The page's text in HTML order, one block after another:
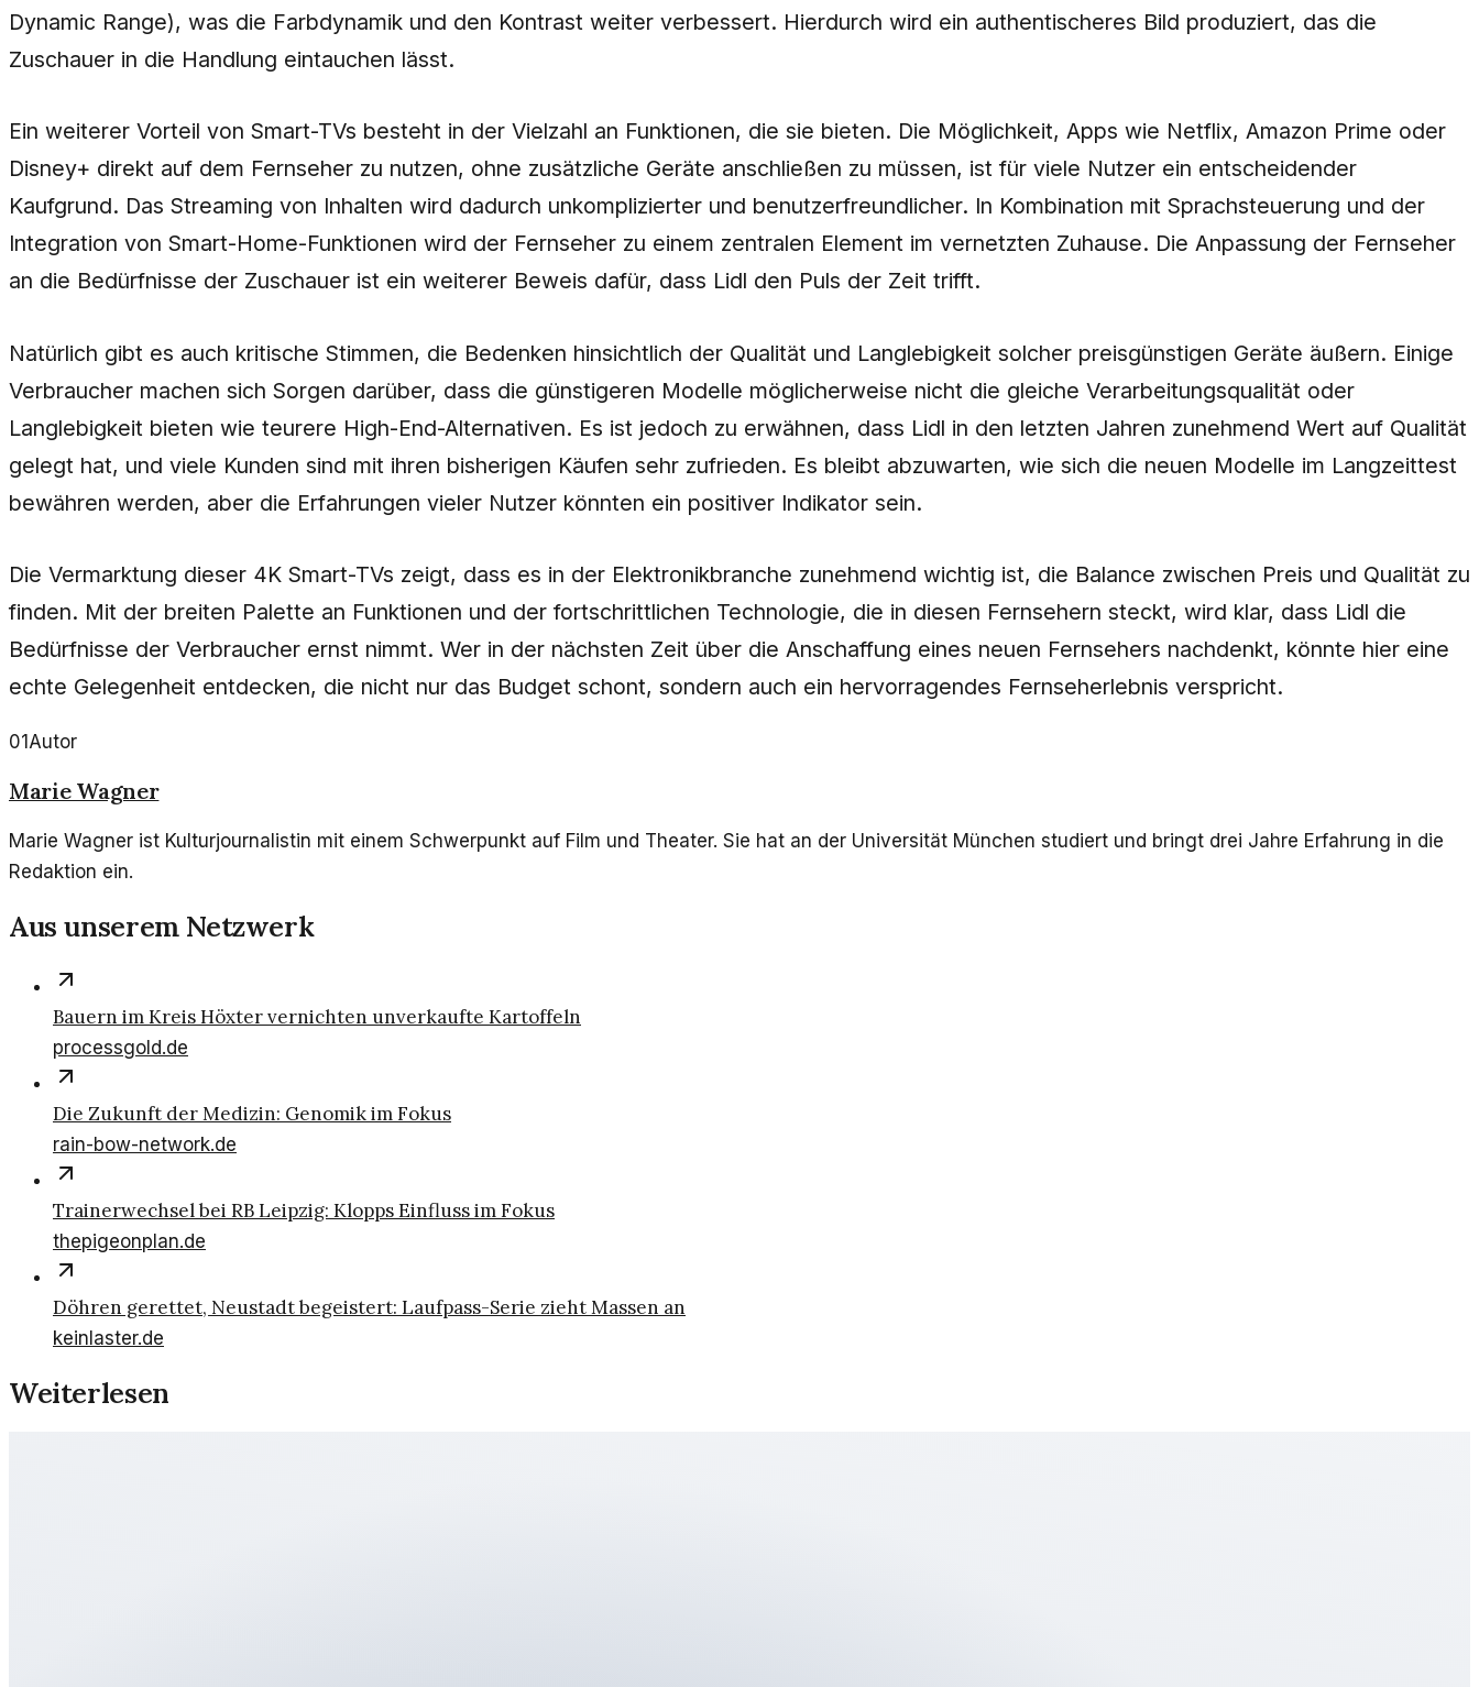
Dynamic Range), was die Farbdynamik und den Kontrast weiter verbessert. Hierdurch wird ein authentischeres Bild produziert, das die
Zuschauer in die Handlung eintauchen lässt.
Ein weiterer Vorteil von Smart-TVs besteht in der Vielzahl an Funktionen, die sie bieten. Die Möglichkeit, Apps wie Netflix, Amazon Prime oder
Disney+ direkt auf dem Fernseher zu nutzen, ohne zusätzliche Geräte anschließen zu müssen, ist für viele Nutzer ein entscheidender
Kaufgrund. Das Streaming von Inhalten wird dadurch unkomplizierter und benutzerfreundlicher. In Kombination mit Sprachsteuerung und der
Integration von Smart-Home-Funktionen wird der Fernseher zu einem zentralen Element im vernetzten Zuhause. Die Anpassung der Fernseher
an die Bedürfnisse der Zuschauer ist ein weiterer Beweis dafür, dass Lidl den Puls der Zeit trifft.
Natürlich gibt es auch kritische Stimmen, die Bedenken hinsichtlich der Qualität und Langlebigkeit solcher preisgünstigen Geräte äußern. Einige
Verbraucher machen sich Sorgen darüber, dass die günstigeren Modelle möglicherweise nicht die gleiche Verarbeitungsqualität oder
Langlebigkeit bieten wie teurere High-End-Alternativen. Es ist jedoch zu erwähnen, dass Lidl in den letzten Jahren zunehmend Wert auf Qualität
gelegt hat, und viele Kunden sind mit ihren bisherigen Käufen sehr zufrieden. Es bleibt abzuwarten, wie sich die neuen Modelle im Langzeittest
bewähren werden, aber die Erfahrungen vieler Nutzer könnten ein positiver Indikator sein.
Die Vermarktung dieser 4K Smart-TVs zeigt, dass es in der Elektronikbranche zunehmend wichtig ist, die Balance zwischen Preis und Qualität zu
finden. Mit der breiten Palette an Funktionen und der fortschrittlichen Technologie, die in diesen Fernsehern steckt, wird klar, dass Lidl die
Bedürfnisse der Verbraucher ernst nimmt. Wer in der nächsten Zeit über die Anschaffung eines neuen Fernsehers nachdenkt, könnte hier eine
echte Gelegenheit entdecken, die nicht nur das Budget schont, sondern auch ein hervorragendes Fernseherlebnis verspricht.
01 Autor
Marie Wagner
Marie Wagner ist Kulturjournalistin mit einem Schwerpunkt auf Film und Theater. Sie hat an der Universität München studiert und bringt drei Jahre Erfahrung in die
Redaktion ein.
Aus unserem Netzwerk
Bauern im Kreis Höxter vernichten unverkaufte Kartoffeln
processgold.de
Die Zukunft der Medizin: Genomik im Fokus
rain-bow-network.de
Trainerwechsel bei RB Leipzig: Klopps Einfluss im Fokus
thepigeonplan.de
Döhren gerettet, Neustadt begeistert: Laufpass-Serie zieht Massen an
keinlaster.de
Weiterlesen